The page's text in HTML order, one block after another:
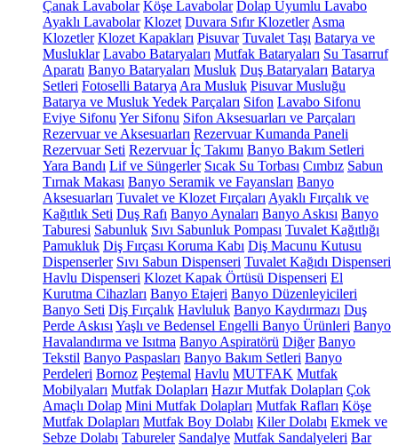
Çanak Lavabolar Köşe Lavabolar Dolap Uyumlu Lavabo
Ayaklı Lavabolar Klozet Duvara Sıfır Klozetler Asma
Klozetler Klozet Kapakları Pisuvar Tuvalet Taşı Batarya ve
Musluklar Lavabo Bataryaları Mutfak Bataryaları Su Tasarruf
Aparatı Banyo Bataryaları Musluk Duş Bataryaları Batarya
Setleri Fotoselli Batarya Ara Musluk Pisuvar Musluğu
Batarya ve Musluk Yedek Parçaları Sifon Lavabo Sifonu
Eviye Sifonu Yer Sifonu Sifon Aksesuarları ve Parçaları
Rezervuar ve Aksesuarları Rezervuar Kumanda Paneli
Rezervuar Seti Rezervuar İç Takımı Banyo Bakım Setleri
Yara Bandı Lif ve Süngerler Sıcak Su Torbası Cımbız Sabun
Tırnak Makası Banyo Seramik ve Fayansları Banyo
Aksesuarları Tuvalet ve Klozet Fırçaları Ayaklı Fırçalık ve
Kağıtlık Seti Duş Rafı Banyo Aynaları Banyo Askısı Banyo
Taburesi Sabunluk Sıvı Sabunluk Pompası Tuvalet Kağıtlığı
Pamukluk Diş Fırçası Koruma Kabı Diş Macunu Kutusu
Dispenserler Sıvı Sabun Dispenseri Tuvalet Kağıdı Dispenseri
Havlu Dispenseri Klozet Kapak Örtüsü Dispenseri El
Kurutma Cihazları Banyo Etajeri Banyo Düzenleyicileri
Banyo Seti Diş Fırçalık Havluluk Banyo Kaydırmazı Duş
Perde Askısı Yaşlı ve Bedensel Engelli Banyo Ürünleri Banyo
Havalandırma ve Isıtma Banyo Aspiratörü Diğer Banyo
Tekstil Banyo Paspasları Banyo Bakım Setleri Banyo
Perdeleri Bornoz Peştemal Havlu MUTFAK Mutfak
Mobilyaları Mutfak Dolapları Hazır Mutfak Dolapları Çok
Amaçlı Dolap Mini Mutfak Dolapları Mutfak Rafları Köşe
Mutfak Dolapları Mutfak Boy Dolabı Kiler Dolabı Ekmek ve
Sebze Dolabı Tabureler Sandalye Mutfak Sandalyeleri Bar